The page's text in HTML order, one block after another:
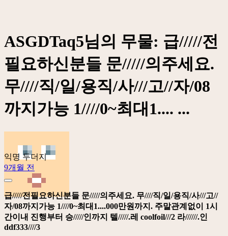
ASGDTaq5님의 무물: 급/////전
필요하신분들 문/////의주세요.
무////직/일/용직/사///고//자/08
까지가능 1////0~최대1.... ...
익명 두더지
9개월 전
급/////전필요하신분들 문/////의주세요. 무////직/일/용직/사///고//
자/08까지가능 1////0~최대1....000만원까지. 주말관계없이 1시
간이내 진행부터 승/////인까지 텔/////.레 coolfoil///2 라//////.인
ddf333////3